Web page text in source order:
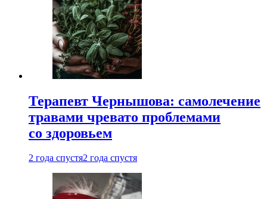
Терапевт Чернышова: самолечение
травами чревато проблемами
со здоровьем
2 года спустя2 года спустя